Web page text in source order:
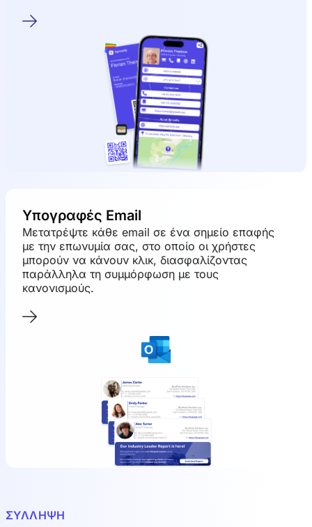
Υπογραφές Email
Μετατρέψτε κάθε email σε ένα σημείο επαφής
με την επωνυμία σας, στο οποίο οι χρήστες
μπορούν να κάνουν κλικ, διασφαλίζοντας
παράλληλα τη συμμόρφωση με τους
κανονισμούς.
ΣΎΛΛΗΨΗ